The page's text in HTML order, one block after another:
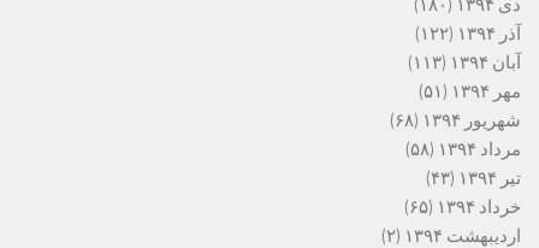
دی ۱۳۹۴
(۱۸۰)
آذر ۱۳۹۴
(۱۲۲)
آبان ۱۳۹۴
(۱۱۳)
مهر ۱۳۹۴
(۵۱)
شهریور ۱۳۹۴
(۶۸)
مرداد ۱۳۹۴
(۵۸)
تیر ۱۳۹۴
(۴۳)
خرداد ۱۳۹۴
(۶۵)
اردیبهشت ۱۳۹۴
(۲)